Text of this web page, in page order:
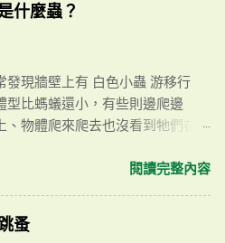
什麼蟲？
現牆壁上有 白色小蟲 游移行
型比螞蟻還小，有些則邊爬邊
、物體爬來爬去也沒看到牠們在
到底是什麼蟲？為什麼會有這種
境是不是濕度很高，或是牆壁有
有時則是內外冷熱溫度不均所導
閱讀完整內容
蚤